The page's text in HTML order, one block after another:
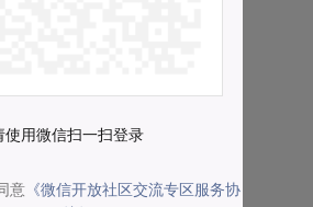
使用微信扫一扫登录
意 《微信开放社区交流专区服务协